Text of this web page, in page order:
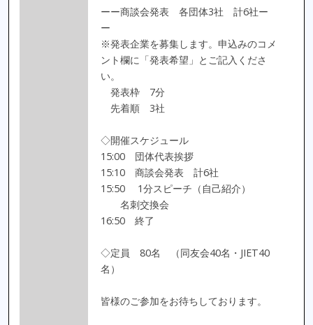
ーー商談会発表 各団体3社 計6社ー
ー
※発表企業を募集します。申込みのコメ
ント欄に「発表希望」とご記入くださ
い。
発表枠 7分
先着順 3社
◇開催スケジュール
15:00 団体代表挨拶
15:10 商談会発表 計6社
15:50 1分スピーチ（自己紹介）
名刺交換会
16:50 終了
◇定員 80名 （同友会40名・JIET40
名）
皆様のご参加をお待ちしております。